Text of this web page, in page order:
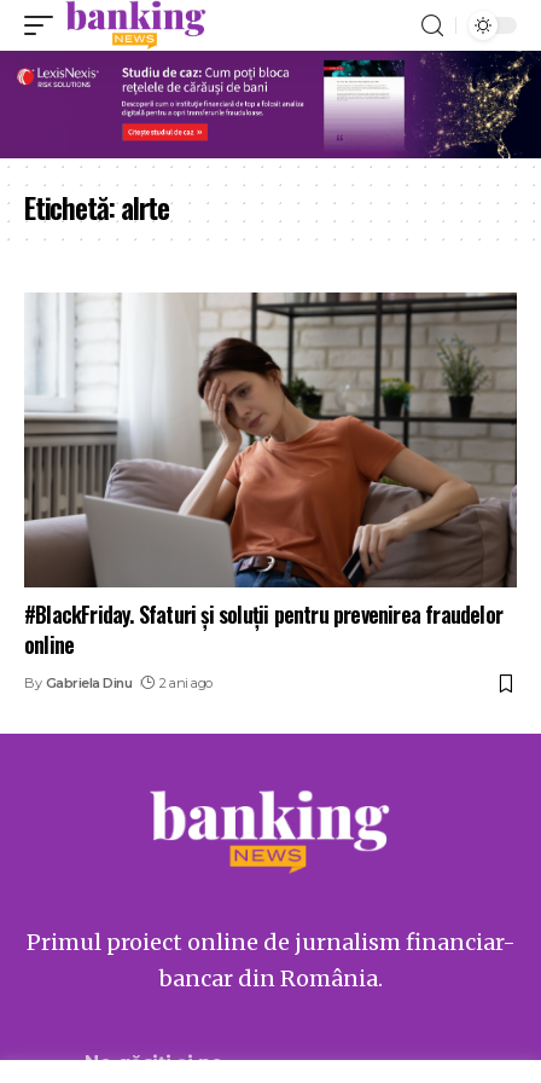
Etichetă:alrte
#BlackFriday. Sfaturi și soluții pentru prevenirea fraudelor
online
By Gabriela Dinu 2 ani ago
Primul proiect online de jurnalism financiar-
bancar din România.
Ne găsiți și pe